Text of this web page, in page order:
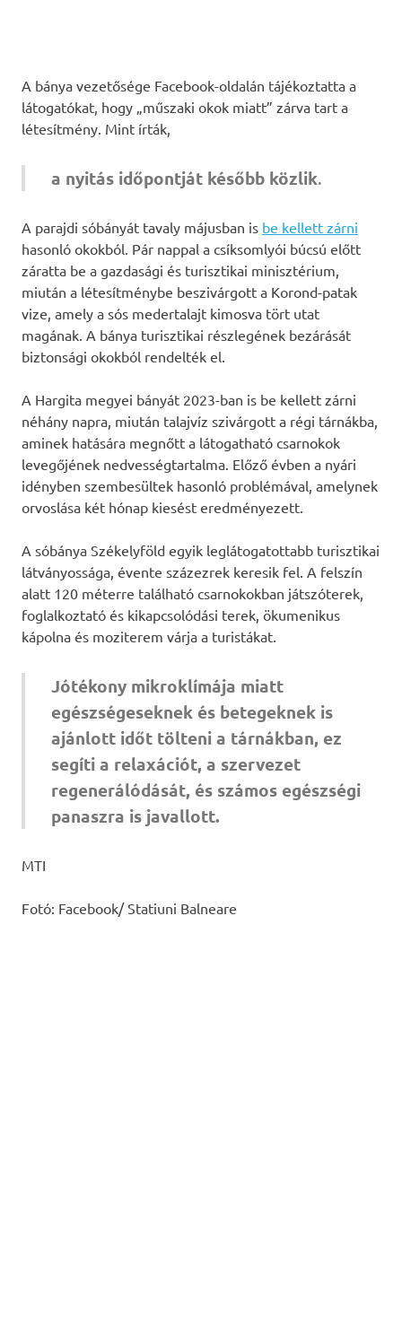
A bánya vezetősége Facebook-oldalán tájékoztatta a
látogatókat, hogy „műszaki okok miatt” zárva tart a
létesítmény. Mint írták,
a nyitás időpontját később közlik.
A parajdi sóbányát tavaly májusban is be kellett zárni
hasonló okokból. Pár nappal a csíksomlyói búcsú előtt
záratta be a gazdasági és turisztikai minisztérium,
miután a létesítménybe beszivárgott a Korond-patak
vize, amely a sós medertalajt kimosva tört utat
magának. A bánya turisztikai részlegének bezárását
biztonsági okokból rendelték el.
A Hargita megyei bányát 2023-ban is be kellett zárni
néhány napra, miután talajvíz szivárgott a régi tárnákba,
aminek hatására megnőtt a látogatható csarnokok
levegőjének nedvességtartalma. Előző évben a nyári
idényben szembesültek hasonló problémával, amelynek
orvoslása két hónap kiesést eredményezett.
A sóbánya Székelyföld egyik leglátogatottabb turisztikai
látványossága, évente százezrek keresik fel. A felszín
alatt 120 méterre található csarnokokban játszóterek,
foglalkoztató és kikapcsolódási terek, ökumenikus
kápolna és moziterem várja a turistákat.
Jótékony mikroklímája miatt
egészségeseknek és betegeknek is
ajánlott időt tölteni a tárnákban, ez
segíti a relaxációt, a szervezet
regenerálódását, és számos egészségi
panaszra is javallott.
MTI
Fotó: Facebook/ Statiuni Balneare